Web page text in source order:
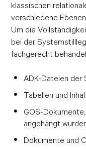
klassischen
verschiedene
Um die
bei der
fachgerecht
ADK-Dateien der
Tabellen und
GOS-
angehängt
Dokumente und